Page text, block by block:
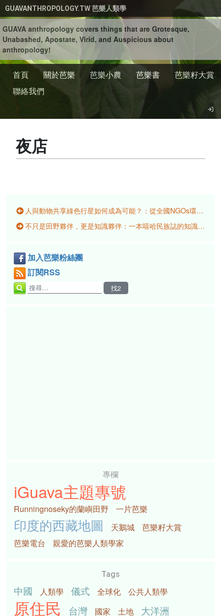
移至主內容
GUAVANTHROPOLOGY.TW 芭樂人類學
GUAVA anthropology covers things that are Grotesque,
Unabashed, Apostate, Virid, and Auspicious about
anthropology!
首頁 關於芭樂 芭樂小農 芭樂書
芭樂籽大賞
聯絡我們
夜店
人與動物共享綠色行星如何成為可能？：從全國NGOs環境會議 (2004-2024)認識到當前台灣黑熊也需要基本生存權
不只是田野夥伴，更是知識夥伴：一本嘻哈民族誌的知識工作
加入芭樂粉絲團
訂閱RSS
專欄
iGuava主題專號
Runningnoseky的蘭嶼田野 一片芭樂
印度的西藏地圖 天鵝城
芭樂籽大賞
芭樂電台
親愛的芭樂人類學家
Tags
中國 人類學 儀式 全球化 公共人類學
原住民 台灣 國家 土地 大洋洲